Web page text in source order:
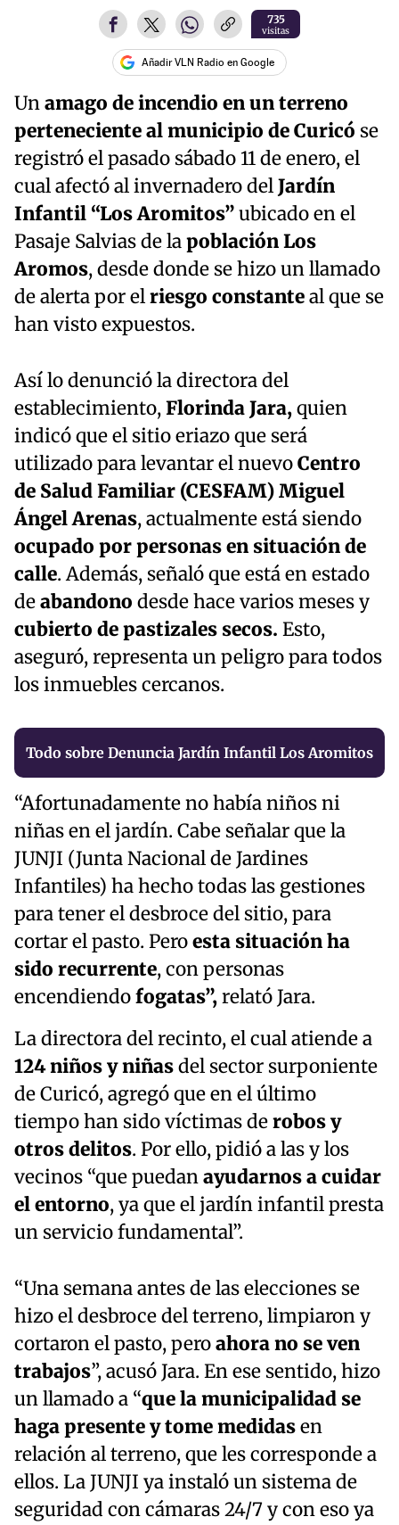
735
visitas
Añadir VLN Radio en Google
Unamago de incendio en un terreno
perteneciente al municipio de Curicó se
registró el pasado sábado 11 de enero, el
cual afectó al invernadero delJardín
Infantil “Los Aromitos”ubicado en el
Pasaje Salvias de lapoblación Los
Aromos, desde donde se hizo un llamado
de alerta por elriesgo constanteal que se
han visto expuestos.
Así lo denunció la directora del
establecimiento,FlorindaJara,quien
indicó que el sitio eriazo que será
utilizado para levantar el nuevoCentro
de Salud Familiar (CESFAM) Miguel
Ángel Arenas, actualmente está siendo
ocupado por personas en situación de
calle. Además, señaló que está en estado
deabandono desde hace varios meses y
cubierto de pastizales secos. Esto,
aseguró, representa un peligro para todos
los inmuebles cercanos.
Todo sobre Denuncia Jardín Infantil Los Aromitos
“Afortunadamente no había niños ni
niñas en el jardín. Cabe señalar que la
JUNJI (Junta Nacional de Jardines
Infantiles) ha hecho todas las gestiones
para tener el desbroce del sitio, para
cortar el pasto. Peroesta situación ha
sido recurrente, con personas
encendiendofogatas”,relató Jara.
La directora del recinto, el cual atiende a
124 niños y niñasdel sector surponiente
de Curicó, agregó que en el último
tiempo han sido víctimas derobos y
otros delitos. Por ello, pidió a las y los
vecinos “que puedanayudarnos a cuidar
el entorno, ya que el jardín infantil presta
un servicio fundamental”.
“Una semana antes de las elecciones se
hizo el desbroce del terreno, limpiaron y
cortaron el pasto, peroahora no se ven
trabajos”, acusó Jara. En ese sentido, hizo
un llamado a “que la municipalidad se
haga presente y tome medidasen
relación al terreno, que les corresponde a
ellos. La JUNJI ya instaló un sistema de
seguridad con cámaras 24/7 y con eso ya